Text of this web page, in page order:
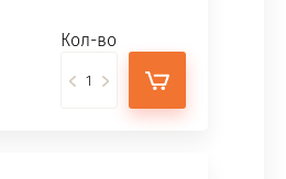
Кол-во